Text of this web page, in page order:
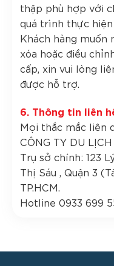
thập phù hợp với
quá trình thực
Khách hàng muốn
xóa hoặc điều
cấp, xin vui lòng
được hỗ trợ.
6. Thông tin liên
Mọi thắc mắc liên
CÔNG TY DU LỊCH
Trụ sở chính: 123
Thị Sáu , Quận 3
TP.HCM.
Hotline 0933 699